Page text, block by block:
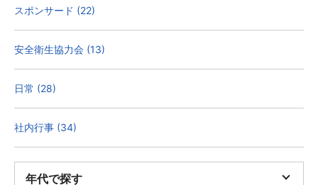
スポンサード (22)
安全衛生協力会 (13)
日常 (28)
社内行事 (34)
年代で探す